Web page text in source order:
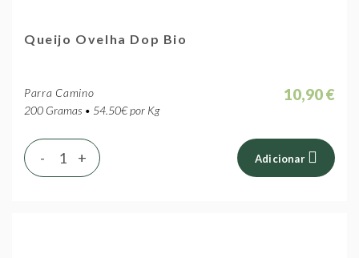
Queijo Ovelha Dop Bio
Parra Camino
200 Gramas • 54.50€ por Kg
10,90 €
+
- Adicionar